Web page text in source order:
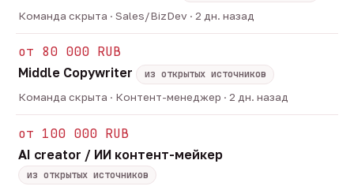
Команда скрыта · Sales/BizDev · 2 дн. назад
от 80 000 RUB
Middle Copywriter
из открытых источников
Команда скрыта · Контент-менеджер · 2 дн. назад
от 100 000 RUB
AI creator / ИИ контент-мейкер
из открытых источников